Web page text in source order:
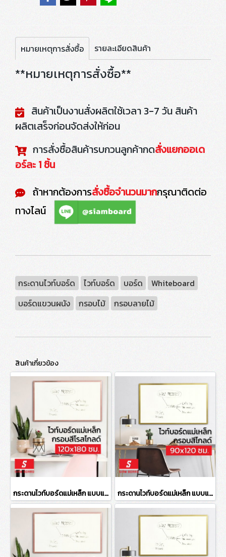
หมายเหตุการสั่งซื้อ รายละเอียดสินค้า
**หมายเหตุการสั่งซื้อ**
สินค้าเป็นงานสั่งผลิตใช้เวลา 3-7 วัน สินค้า
ผลิตเสร็จก่อนจัดส่งให้ก่อน
การสั่งซื้อสินค้ารบกวนลูกค้ากดสั่งแยกออเด
อร์ละ 1 ชิ้น
ถ้าหากต้องการสั่งซื้อจำนวนมากกรุณาติดต่อ
ทางไลน์
กระดานไวท์บอร์ด ไวท์บอร์ด บอร์ด
Whiteboard
บอร์ดแขวนผนัง
กรอบไม้ กรอบลายไม้
สินค้าเกี่ยวข้อง
กระดานไวท์บอร์ดแม่เหล็ก แบบแขวน กรอบสีโรสโกลด์ ขนาด 120x180 ซม. กระดานไวท์บอร์ดแม่เหล็ก แบบแขวน กรอบสีโกลด์ ขนาด 90x120 ซม.